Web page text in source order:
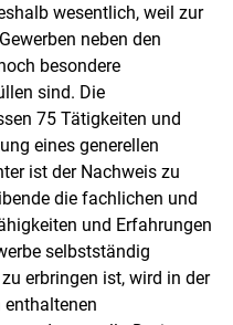
wesentlich, weil zur
neben den
besondere
sind. Die
75 Tätigkeiten und
eines generellen
ist der Nachweis zu
die fachlichen und
und Erfahrungen
selbstständig
erbringen ist, wird in der
enthaltenen